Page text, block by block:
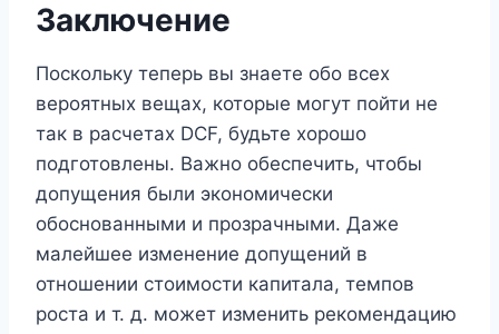
Заключение
Поскольку теперь вы знаете обо всех
вероятных вещах, которые могут пойти не
так в расчетах DCF, будьте хорошо
подготовлены. Важно обеспечить, чтобы
допущения были экономически
обоснованными и прозрачными. Даже
малейшее изменение допущений в
отношении стоимости капитала, темпов
роста и т. д. может изменить рекомендацию